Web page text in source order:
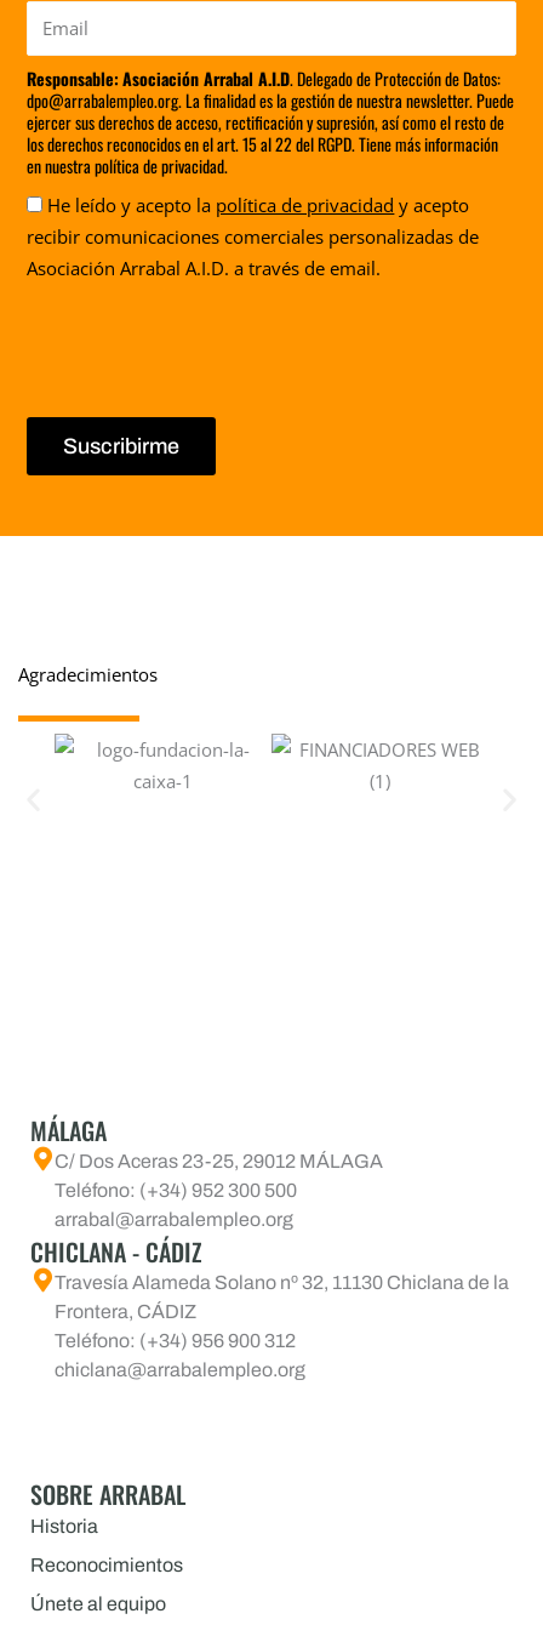
Responsable: Asociación Arrabal A.I.D. Delegado de Protección de Datos:
dpo@arrabalempleo.org. La finalidad es la gestión de nuestra newsletter. Puede
ejercer sus derechos de acceso, rectificación y supresión, así como el resto de
los derechos reconocidos en el art. 15 al 22 del RGPD. Tiene más información
en nuestra política de privacidad.
Aceptación
He leído y acepto la política de privacidad y acepto
recibir comunicaciones comerciales personalizadas de
Asociación Arrabal A.I.D. a través de email.
Suscribirme
Agradecimientos
MÁLAGA
C/ Dos Aceras 23-25, 29012 MÁLAGA
Teléfono: (+34) 952 300 500
arrabal@arrabalempleo.org
CHICLANA - CÁDIZ
Travesía Alameda Solano nº 32, 11130 Chiclana de la
Frontera, CÁDIZ
Teléfono: (+34) 956 900 312
chiclana@arrabalempleo.org
SOBRE ARRABAL
Historia
Reconocimientos
Únete al equipo